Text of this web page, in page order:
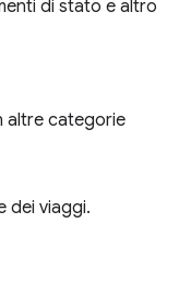
di stato e altro
altre categorie
dei viaggi.